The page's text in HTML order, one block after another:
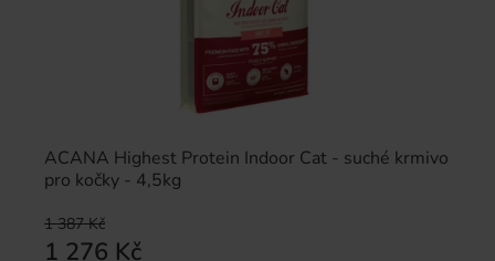
ACANA Highest Protein Indoor Cat - suché krmivo
pro kočky - 4,5kg
1 387 Kč
1 276 Kč